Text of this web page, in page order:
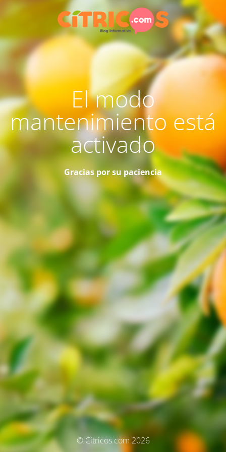
El modo
mantenimiento está
activado
Gracias por su paciencia
© Citricos.com 2026